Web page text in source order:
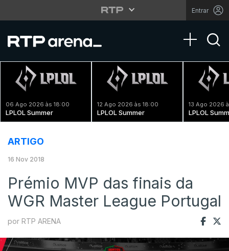
Entrar
Toggle
06 Ago 2026 às 18:00
LPLOL Summer
12 Ago 2026 às 18:00
LPLOL Summer
13 Ago 2026
LPLOL
ARTIGO
16 Nov 2018
Prémio MVP das finais da
WGR Master League Portugal
por RTP ARENA